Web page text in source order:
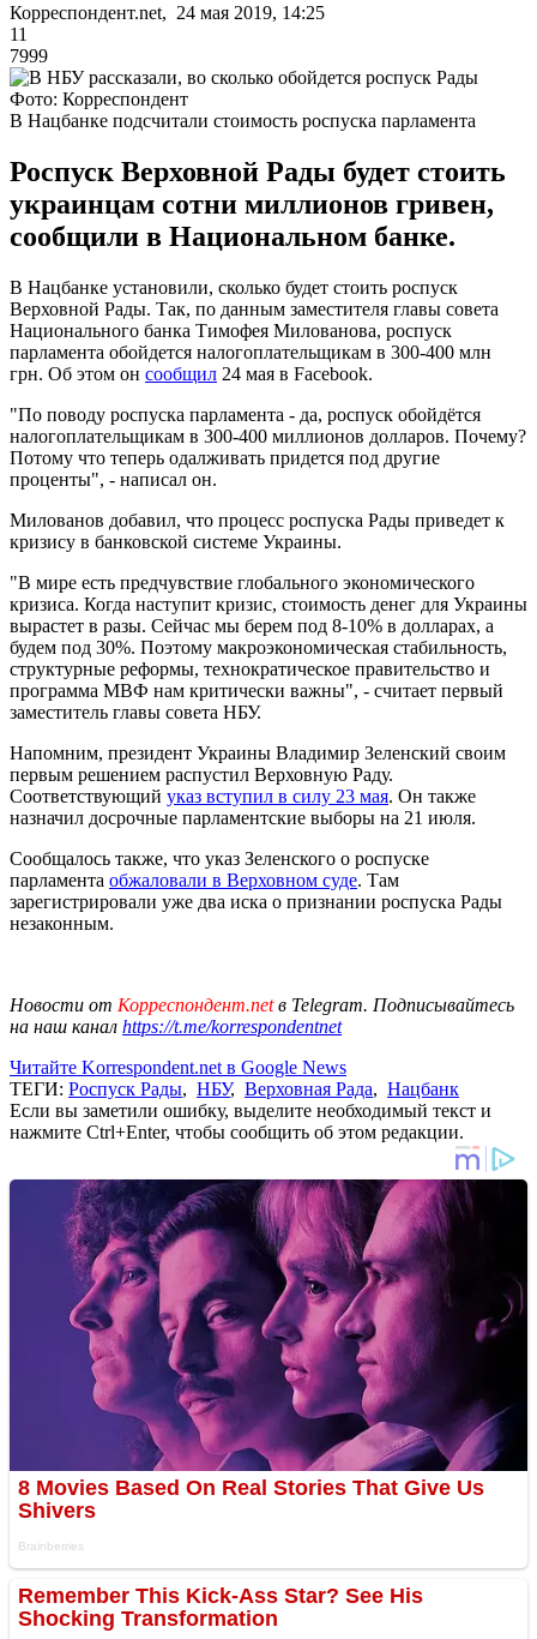
Корреспондент.net, 24 мая 2019, 14:25
11
7999
Фото: Корреспондент
В Нацбанке подсчитали стоимость роспуска парламента
Роспуск Верховной Рады будет стоить
украинцам сотни миллионов гривен,
сообщили в Национальном банке.
В Нацбанке установили, сколько будет стоить роспуск
Верховной Рады. Так, по данным заместителя главы совета
Национального банка Тимофея Милованова, роспуск
парламента обойдется налогоплательщикам в 300-400 млн
грн. Об этом он сообщил 24 мая в Facebook.
"По поводу роспуска парламента - да, роспуск обойдётся
налогоплательщикам в 300-400 миллионов долларов. Почему?
Потому что теперь одалживать придется под другие
проценты", - написал он.
Милованов добавил, что процесс роспуска Рады приведет к
кризису в банковской системе Украины.
"В мире есть предчувствие глобального экономического
кризиса. Когда наступит кризис, стоимость денег для Украины
вырастет в разы. Сейчас мы берем под 8-10% в долларах, а
будем под 30%. Поэтому макроэкономическая стабильность,
структурные реформы, технократическое правительство и
программа МВФ нам критически важны", - считает первый
заместитель главы совета НБУ.
Напомним, президент Украины Владимир Зеленский своим
первым решением распустил Верховную Раду.
Соответствующий указ вступил в силу 23 мая. Он также
назначил досрочные парламентские выборы на 21 июля.
Сообщалось также, что указ Зеленского о роспуске
парламента обжаловали в Верховном суде. Там
зарегистрировали уже два иска о признании роспуска Рады
незаконным.
Новости от Корреспондент.netв Telegram. Подписывайтесь
на наш канал https://t.me/korrespondentnet
Читайте Korrespondent.net в Google News
ТЕГИ: Роспуск Рады, НБУ, Верховная Рада, Нацбанк
Если вы заметили ошибку, выделите необходимый текст и
нажмите Ctrl+Enter, чтобы сообщить об этом редакции.